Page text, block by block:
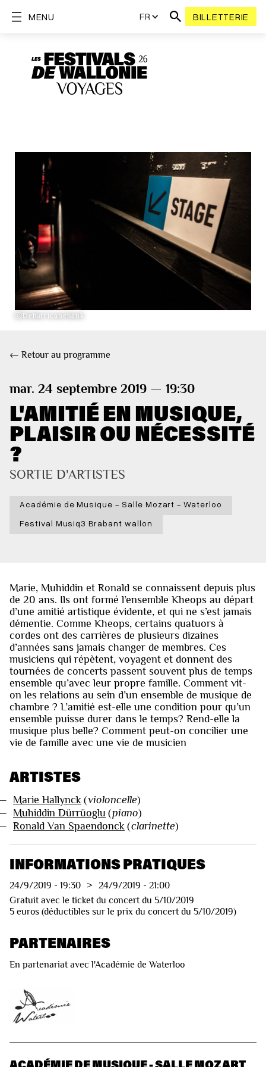
FR BILLETTERIE
MENU
ⓒDehurricanehank
← Retour au programme
mar. 24 septembre 2019 — 19:30
L'AMITIÉ EN MUSIQUE,
PLAISIR OU NÉCESSITÉ
?
SORTIE D'ARTISTES
Académie de Musique - Salle Mozart - Waterloo
Festival Musiq3 Brabant wallon
Marie, Muhiddin et Ronald se connaissent depuis plus
de 20 ans. Ils ont formé l’ensemble Kheops au départ
d’une amitié artistique évidente, et qui ne s’est jamais
démentie. Comme Kheops, certains quatuors à
cordes ont des carrières de plusieurs dizaines
d’années sans jamais changer de membres. Ces
musiciens qui répètent, voyagent et donnent des
tournées de concerts passent souvent plus de temps
ensemble qu’avec leur propre famille. Comment vit-
on les relations au sein d’un ensemble de musique de
chambre ? L’amitié est-elle une condition pour qu’un
ensemble puisse durer dans le temps? Rend-elle la
musique plus belle? Comment peut-on concilier une
vie de famille avec une vie de musicien
ARTISTES
Marie Hallynck (violoncelle)
Muhiddin Dürrüoglu (piano)
Ronald Van Spaendonck (clarinette)
INFORMATIONS PRATIQUES
24/9/2019 - 19:30 > 24/9/2019 - 21:00
Gratuit avec le ticket du concert du 5/10/2019
5 euros (déductibles sur le prix du concert du 5/10/2019)
PARTENAIRES
En partenariat avec l'Académie de Waterloo